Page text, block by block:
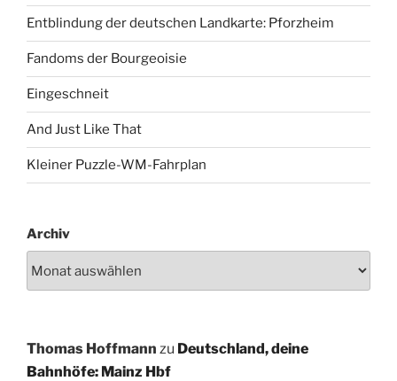
Entblindung der deutschen Landkarte: Pforzheim
Fandoms der Bourgeoisie
Eingeschneit
And Just Like That
Kleiner Puzzle-WM-Fahrplan
Archiv
Thomas Hoffmann zu Deutschland, deine
Bahnhöfe: Mainz Hbf